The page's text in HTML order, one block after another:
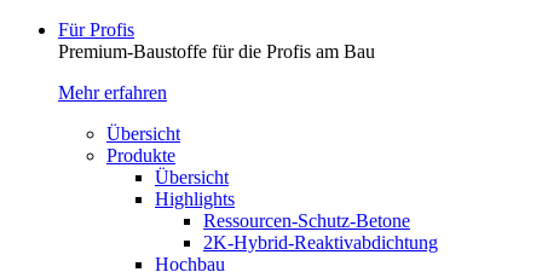
Für Profis
Premium-Baustoffe für die Profis am Bau
Mehr erfahren
Übersicht
Produkte
Übersicht
Highlights
Ressourcen-Schutz-Betone
2K-Hybrid-Reaktivab­dichtung
Hochbau